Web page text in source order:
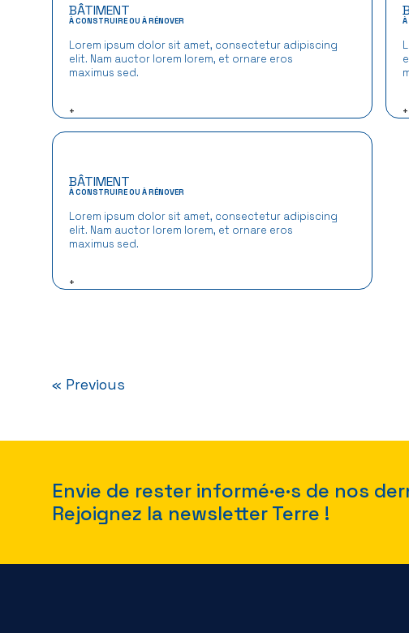
BÂTIMENT
À CONSTRUIRE OU À RÉNOVER
Lorem ipsum dolor sit amet, consectetur adipiscing
elit. Nam auctor lorem lorem, et ornare eros
maximus sed.
+
À
+
BÂTIMENT
À CONSTRUIRE OU À RÉNOVER
Lorem ipsum dolor sit amet, consectetur adipiscing
elit. Nam auctor lorem lorem, et ornare eros
maximus sed.
+
« Previous
Envie de rester informé·e·s de nos
Rejoignez la newsletter Terre !